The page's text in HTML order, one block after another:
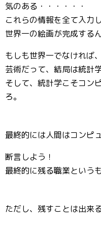
気のある・・・・・・
これらの情報を全て入力
世界一の絵画が完成するん
もしも世界一でなければ
芸術だって、結局は統計
そして、統計学こそコン
ろ。
最終的には人間はコンピ
断言しよう！
最終的に残る職業という
ただし、残すことは出来る